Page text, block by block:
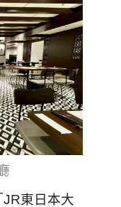
東日本大